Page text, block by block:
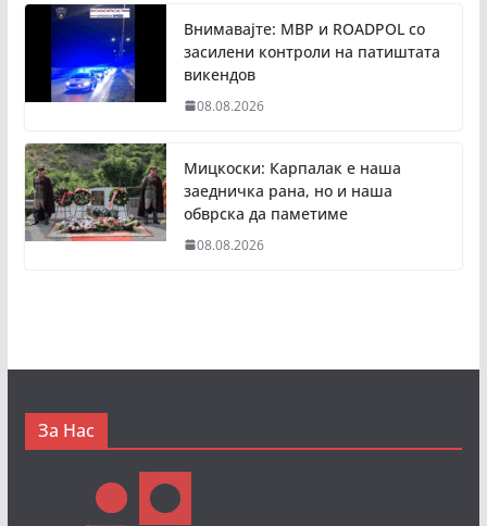
Внимавајте: МВР и ROADPOL со
засилени контроли на патиштата
викендов
08.08.2026
Мицкоски: Карпалак е наша
заедничка рана, но и наша
обврска да паметиме
08.08.2026
За Нас